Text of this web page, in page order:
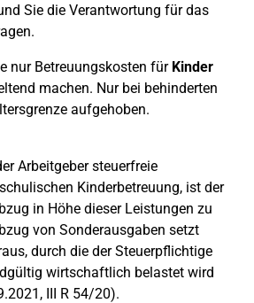
Sie die Verantwortung für das
nur Betreuungskosten für Kinder
machen. Nur bei behinderten
aufgehoben.
Arbeitgeber steuerfreie
Kinderbetreuung, ist der
in Höhe dieser Leistungen zu
von Sonderausgaben setzt
durch die der Steuerpflichtige
wirtschaftlich belastet wird
III R 54/20).